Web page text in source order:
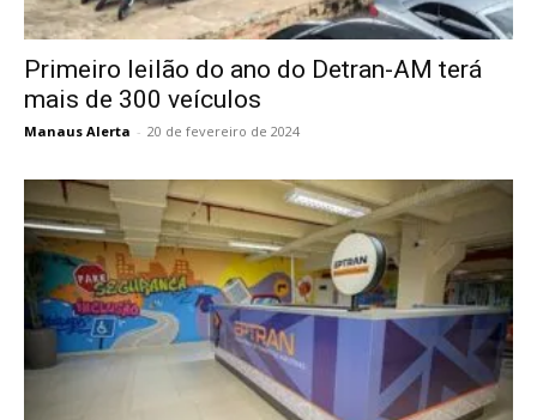
Primeiro leilão do ano do Detran-AM terá
mais de 300 veículos
Manaus Alerta - 20 de fevereiro de 2024